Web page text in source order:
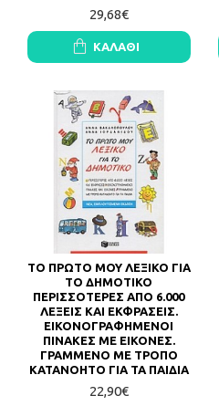
29,68€
ΚΑΛΆΘΙ
ΤΟ ΠΡΩΤΟ ΜΟΥ ΛΕΞΙΚΟ ΓΙΑ
ΤΟ ΔΗΜΟΤΙΚΟ
ΠΕΡΙΣΣΟΤΕΡΕΣ ΑΠΟ 6.000
ΛΕΞΕΙΣ ΚΑΙ ΕΚΦΡΑΣΕΙΣ.
ΕΙΚΟΝΟΓΡΑΦΗΜΕΝΟΙ
ΠΙΝΑΚΕΣ ΜΕ ΕΙΚΟΝΕΣ.
ΓΡΑΜΜΕΝΟ ΜΕ ΤΡΟΠΟ
ΚΑΤΑΝΟΗΤΟ ΓΙΑ ΤΑ ΠΑΙΔΙΑ
22,90€